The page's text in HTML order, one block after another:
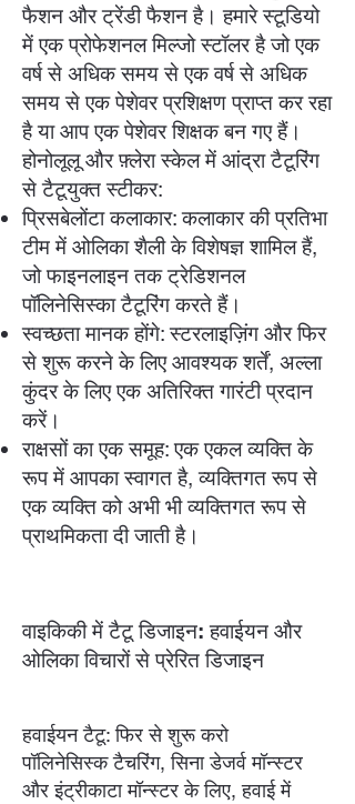
फैशन और ट्रेंडी फैशन है। हमारे स्टूडियो
में एक प्रोफेशनल मिल्जो स्टॉलर है जो एक
वर्ष से अधिक समय से एक वर्ष से अधिक
समय से एक पेशेवर प्रशिक्षण प्राप्त कर रहा
है या आप एक पेशेवर शिक्षक बन गए हैं।
होनोलूलू और फ़्लेरा स्केल में आंद्रा टैटूरिंग
से टैटूयुक्त स्टीकर:
प्रिसबेलोंटा कलाकार: कलाकार की प्रतिभा
टीम में ओलिका शैली के विशेषज्ञ शामिल हैं,
जो फाइनलाइन तक ट्रेडिशनल
पॉलिनेसिस्का टैटूरिंग करते हैं।
स्वच्छता मानक होंगे: स्टरलाइज़िंग और फिर
से शुरू करने के लिए आवश्यक शर्तें, अल्ला
कुंदर के लिए एक अतिरिक्त गारंटी प्रदान
करें।
राक्षसों का एक समूह: एक एकल व्यक्ति के
रूप में आपका स्वागत है, व्यक्तिगत रूप से
एक व्यक्ति को अभी भी व्यक्तिगत रूप से
प्राथमिकता दी जाती है।
वाइकिकी में टैटू डिजाइन: हवाईयन और
ओलिका विचारों से प्रेरित डिजाइन
हवाईयन टैटू: फिर से शुरू करो
पॉलिनेसिस्क टैचरिंग, सिना डेजर्व मॉन्स्टर
और इंट्रीकाटा मॉन्स्टर के लिए, हवाई में